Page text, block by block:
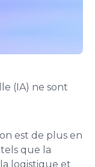
(IA) ne sont
est de plus en
que la
logistique et